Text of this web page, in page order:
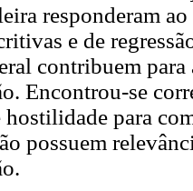
responderam ao
e de
contribuem
Encontrou-se
hostilidade para
possuem